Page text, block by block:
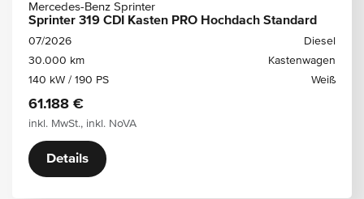
Mercedes-Benz Sprinter
Sprinter 319 CDI Kasten PRO Hochdach Standard
07/2026
Diesel
30.000 km
Kastenwagen
140 kW / 190 PS
Weiß
61.188 €
inkl. MwSt., inkl. NoVA
Details